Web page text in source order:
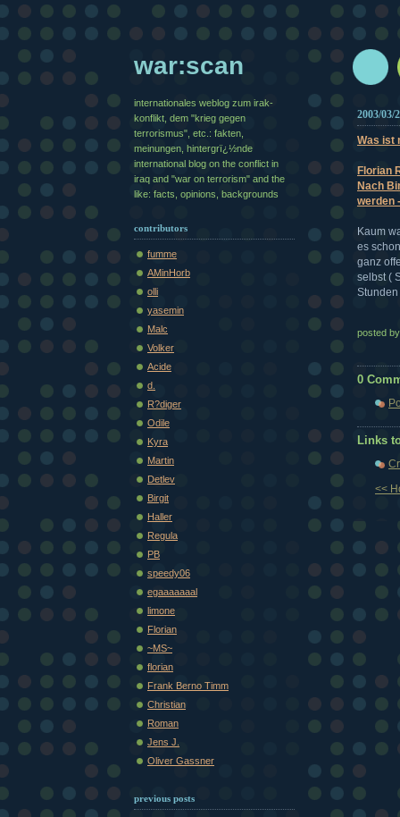
2003/03/
Was ist
Florian
Nach
werden
Kaum
es
ganz
selbst (
posted
0
Links
<<
war:scan
internationales weblog zum irak-
konflikt, dem "krieg gegen
terrorismus", etc.: fakten,
meinungen, hintergrï¿½nde
international blog on the conflict in
iraq and "war on terrorism" and the
like: facts, opinions, backgrounds
contributors
fumme
AMinHorb
olli
yasemin
Malc
Volker
Acide
d.
R?diger
Odile
Kyra
Martin
Detlev
Birgit
Haller
Regula
PB
speedy06
egaaaaaaal
limone
Florian
~MS~
florian
Frank Berno Timm
Christian
Roman
Jens J.
Oliver Gassner
previous posts